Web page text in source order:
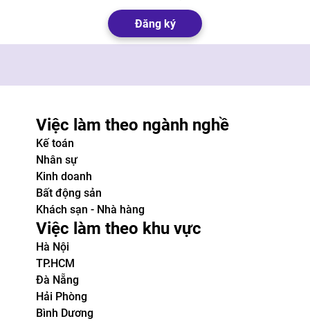
Đăng ký
Việc làm theo ngành nghề
Kế toán
Nhân sự
Kinh doanh
Bất động sản
Khách sạn - Nhà hàng
Việc làm theo khu vực
Hà Nội
TP.HCM
Đà Nẵng
Hải Phòng
Bình Dương